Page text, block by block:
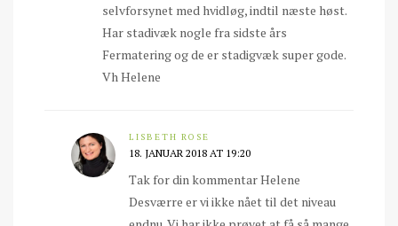
selvforsynet med hvidløg, indtil næste høst.
Har stadivæk nogle fra sidste års
Fermatering og de er stadigvæk super gode.
Vh Helene
LISBETH ROSE
18. JANUAR 2018 AT 19:20
Tak for din kommentar Helene
Desværre er vi ikke nået til det niveau